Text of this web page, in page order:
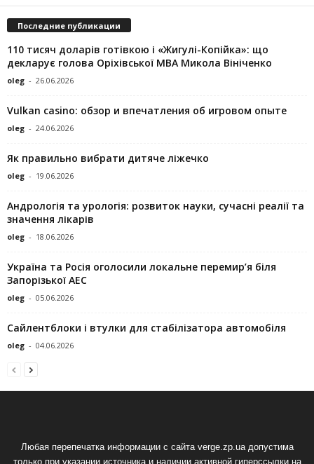
Последние публикации
110 тисяч доларів готівкою і «Жигулі-Копійка»: що
декларує голова Оріхівської МВА Микола Вініченко
oleg - 26.06.2026
Vulkan casino: обзор и впечатления об игровом опыте
oleg - 24.06.2026
Як правильно вибрати дитяче ліжечко
oleg - 19.06.2026
Андрологія та урологія: розвиток науки, сучасні реалії та
значення лікарів
oleg - 18.06.2026
Україна та Росія оголосили локальне перемир’я біля
Запорізької АЕС
oleg - 05.06.2026
Сайлентблоки і втулки для стабілізатора автомобіля
oleg - 04.06.2026
Любая перепечатка информации с сайта verge.zp.ua допустима
только при указании источника и наличии активной гиперссылки на